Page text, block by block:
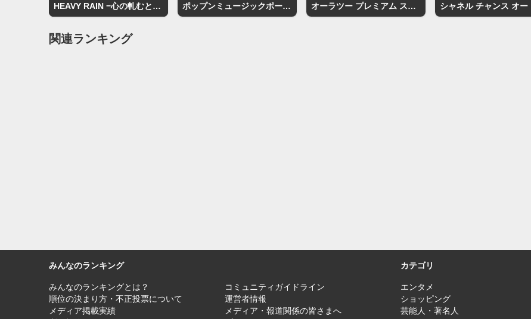
HEAVY RAIN −心の軋むとき− ポップンミュージックポータブル オーラツー プレミアム ステインクリア ペースト［プレミアムミント］
関連ランキング
みんなのランキング
みんなのランキングとは？
コミュニティガイドライン
順位の決まり方・不正投票について
運営者情報
メディア掲載実績
メディア・報道関係の皆さまへ
カテゴリ
エンタメ
ショッピング
芸能人・著名人